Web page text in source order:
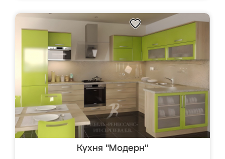
Кухня "Модерн"